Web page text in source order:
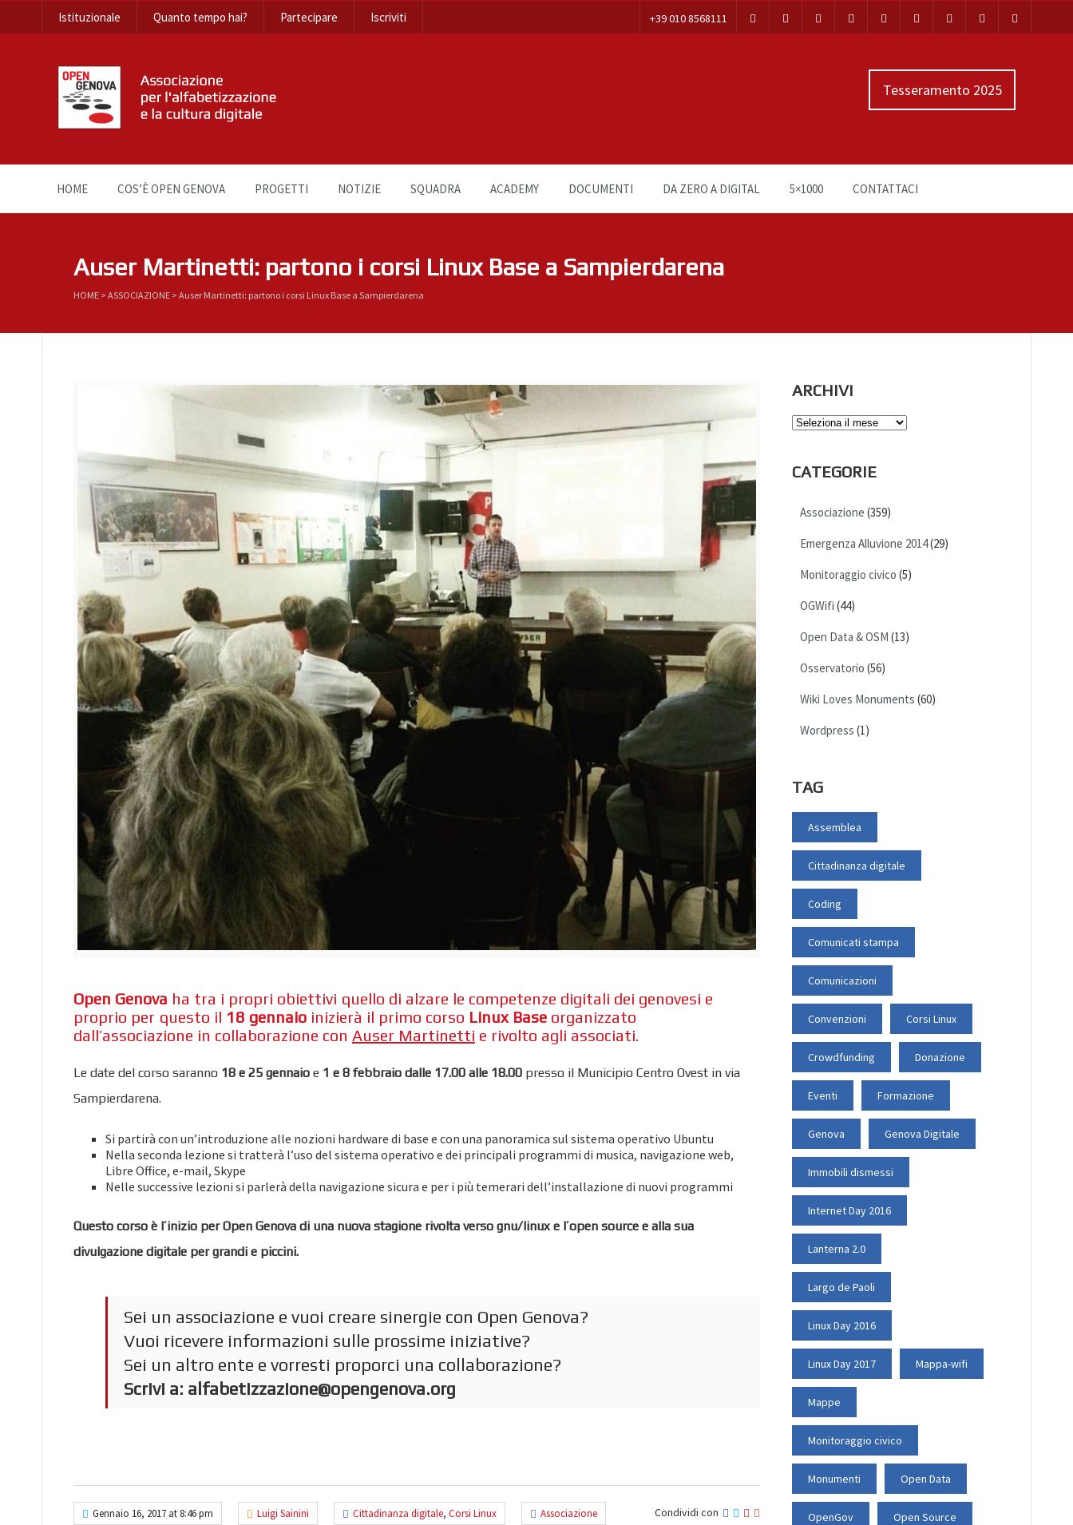
Istituzionale Quanto tempo hai? Partecipare Iscriviti +39 010 8568111
Tesseramento 2025
HOME COS’È OPEN GENOVA PROGETTI NOTIZIE SQUADRA ACADEMY DOCUMENTI DA ZERO A DIGITAL 5×1000 CONTATTACI
Auser Martinetti: partono i corsi Linux Base a Sampierdarena
HOME > ASSOCIAZIONE > Auser Martinetti: partono i corsi Linux Base a Sampierdarena
Open Genova ha tra i propri obiettivi quello di alzare le competenze digitali dei genovesi e
proprio per questo il 18 gennaio inizierà il primo corso Linux Base organizzato
dall’associazione in collaborazione con Auser Martinetti e rivolto agli associati.
Le date del corso saranno 18 e 25 gennaio e 1 e 8 febbraio dalle 17.00 alle 18.00 presso il Municipio Centro Ovest in via
Sampierdarena.
Si partirà con un’introduzione alle nozioni hardware di base e con una panoramica sul sistema operativo Ubuntu
Nella seconda lezione si tratterà l’uso del sistema operativo e dei principali programmi di musica, navigazione web,
Libre Office, e-mail, Skype
Nelle successive lezioni si parlerà della navigazione sicura e per i più temerari dell’installazione di nuovi programmi
Questo corso è l’inizio per Open Genova di una nuova stagione rivolta verso gnu/linux e l’open source e alla sua
divulgazione digitale per grandi e piccini.
Sei un associazione e vuoi creare sinergie con Open Genova?
Vuoi ricevere informazioni sulle prossime iniziative?
Sei un altro ente e vorresti proporci una collaborazione?
Scrivi a: alfabetizzazione@opengenova.org
Gennaio 16, 2017 at 8:46 pm Luigi Sainini Cittadinanza digitale, Corsi Linux Associazione Condividi con
ARCHIVI
Archivi
CATEGORIE
Associazione (359)
Emergenza Alluvione 2014(29)
Monitoraggio civico (5)
OGWifi (44)
Open Data & OSM (13)
Osservatorio (56)
Wiki Loves Monuments (60)
Wordpress (1)
TAG
Assemblea
Cittadinanza digitale
Coding
Comunicati stampa
Comunicazioni
Convenzioni Corsi Linux
Crowdfunding Donazione
Eventi Formazione
Genova Genova Digitale
Immobili dismessi
Internet Day 2016
Lanterna 2.0
Largo de Paoli
Linux Day 2016
Linux Day 2017 Mappa-wifi
Mappe
Monitoraggio civico
Monumenti Open Data
OpenGov Open Source